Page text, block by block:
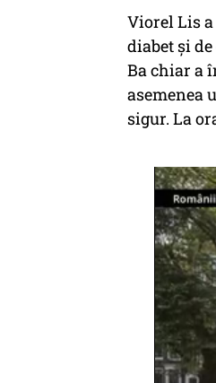
Viorel Lis
diabet și
Ba chiar a
asemenea
sigur. La